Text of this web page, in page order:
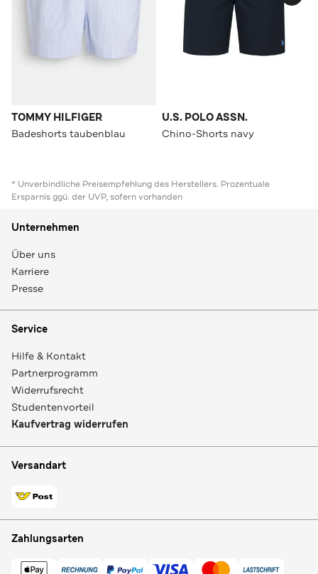
TOMMY HILFIGER
Badeshorts taubenblau
U.S. POLO ASSN.
Chino-Shorts navy
* Unverbindliche Preisempfehlung des Herstellers. Prozentuale
Ersparnis ggü. der UVP, sofern vorhanden
Unternehmen
Über uns
Karriere
Presse
Service
Hilfe & Kontakt
Partnerprogramm
Widerrufsrecht
Studentenvorteil
Kaufvertrag widerrufen
Versandart
Zahlungsarten